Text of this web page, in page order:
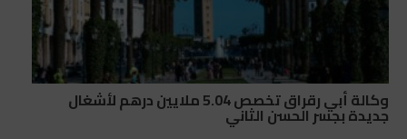
وكالة أبي رقراق تخصص 5.04 ملايين درهم لأشغال
جديدة بجسر الحسن الثاني